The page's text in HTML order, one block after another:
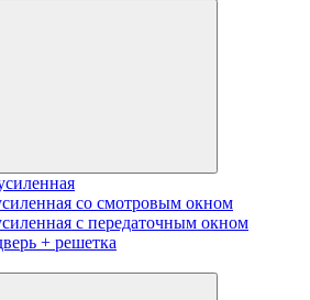
со смотровым окном
с передаточным окном
+ решетка